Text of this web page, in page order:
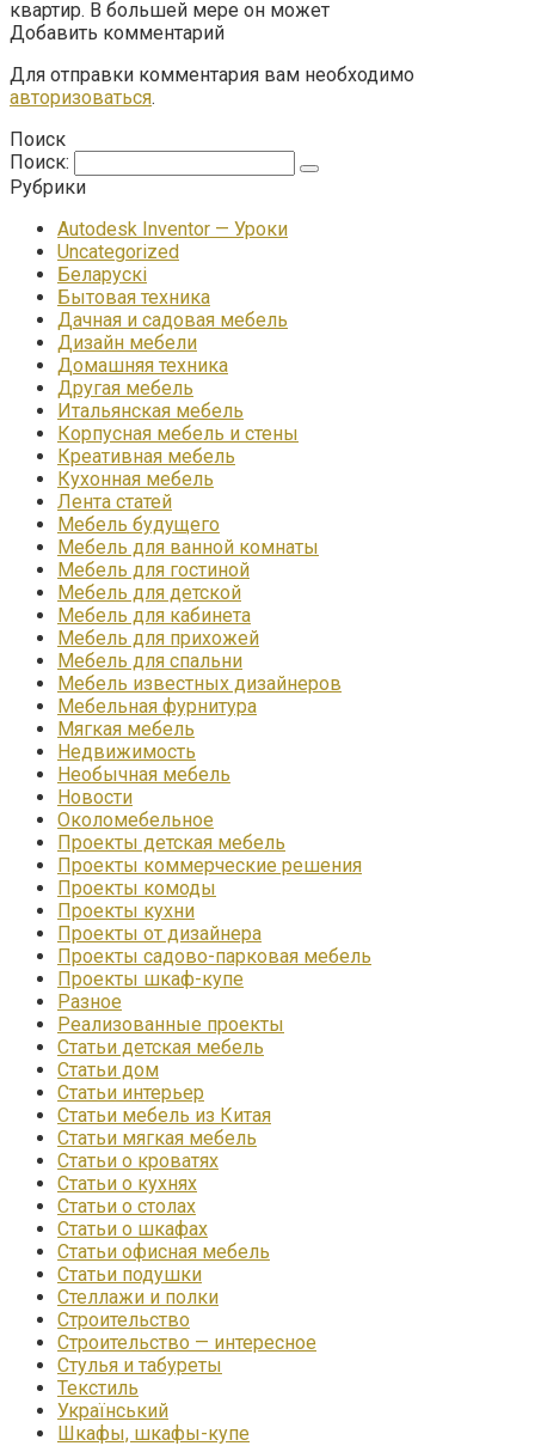
квартир. В большей мере он может
Добавить комментарий
Для отправки комментария вам необходимо
авторизоваться.
Поиск
Поиск:
Рубрики
Autodesk Inventor — Уроки
Uncategorized
Беларускі
Бытовая техника
Дачная и садовая мебель
Дизайн мебели
Домашняя техника
Другая мебель
Итальянская мебель
Корпусная мебель и стены
Креативная мебель
Кухонная мебель
Лента статей
Мебель будущего
Мебель для ванной комнаты
Мебель для гостиной
Мебель для детской
Мебель для кабинета
Мебель для прихожей
Мебель для спальни
Мебель известных дизайнеров
Мебельная фурнитура
Мягкая мебель
Недвижимость
Необычная мебель
Новости
Околомебельное
Проекты детская мебель
Проекты коммерческие решения
Проекты комоды
Проекты кухни
Проекты от дизайнера
Проекты садово-парковая мебель
Проекты шкаф-купе
Разное
Реализованные проекты
Статьи детская мебель
Статьи дом
Статьи интерьер
Статьи мебель из Китая
Статьи мягкая мебель
Статьи о кроватях
Статьи о кухнях
Статьи о столах
Статьи о шкафах
Статьи офисная мебель
Статьи подушки
Стеллажи и полки
Строительство
Строительство — интересное
Стулья и табуреты
Текстиль
Український
Шкафы, шкафы-купе